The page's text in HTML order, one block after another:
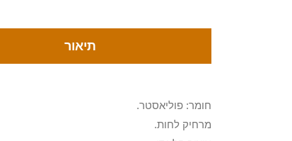
תיאור
חומר: פוליאסטר.
מרחיק לחות.